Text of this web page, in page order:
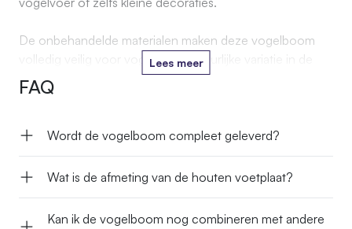
De onbehandelde materialen maken deze vogelboom
volledig veilig voor vogels. De natuurlijke variatie in de
takken nodigt jouw vogels uit om te klimmen, knagen,
spelen of gewoon lekker te rusten.
Lees meer
FAQ
Wordt de vogelboom compleet geleverd?
Wat is de afmeting van de houten voetplaat?
Kan ik de vogelboom nog combineren met andere